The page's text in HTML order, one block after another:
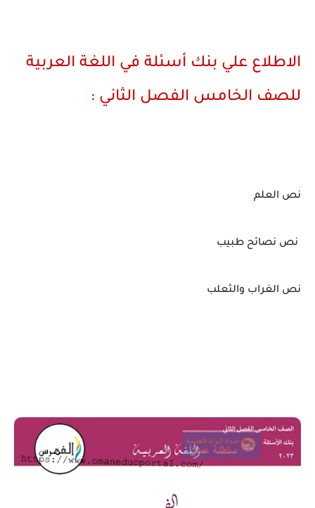
الاطلاع علي بنك أسئلة في اللغة العربية
للصف الخامس الفصل الثاني :
نص العلم
نص نصائح طبيب
نص الغراب والثعلب